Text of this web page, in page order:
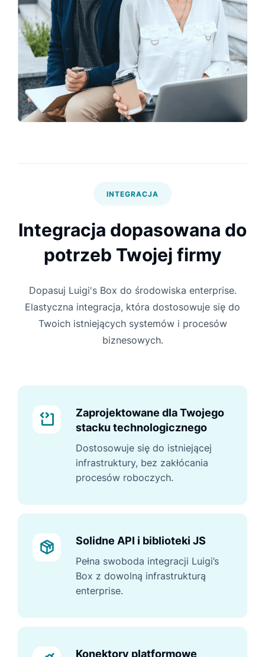
INTEGRACJA
Integracja dopasowana do
potrzeb Twojej firmy
Dopasuj Luigi's Box do środowiska enterprise.
Elastyczna integracja, która dostosowuje się do
Twoich istniejących systemów i procesów
biznesowych.
Zaprojektowane dla Twojego
stacku technologicznego
Dostosowuje się do istniejącej
infrastruktury, bez zakłócania
procesów roboczych.
Solidne API i biblioteki JS
Pełna swoboda integracji Luigi’s
Box z dowolną infrastrukturą
enterprise.
Konektory platformowe